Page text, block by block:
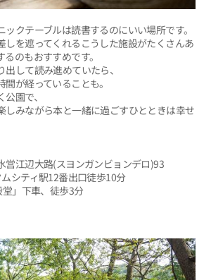
クテーブルは読書するのにいい場所です。
しを遮ってくれるこうした施設がたくさんあ
のもおすすめです。
して読み進めていたら、
が経っていることも。
園で、
しみながら本と一緒に過ごすひとときは幸せ
営江辺大路(スヨンガンビョンデロ)93
シティ駅12番出口徒歩10分
」下車、徒歩3分